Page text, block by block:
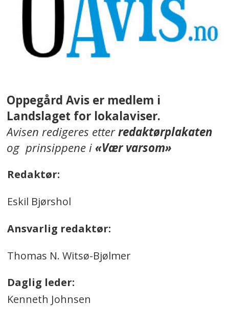
Oppegård Avis er medlem i
Landslaget for lokalaviser.
Avisen redigeres etterredaktørplakaten
og prinsippene i«Vær varsom»
Redaktør:
Eskil Bjørshol
Ansvarlig redaktør:
Thomas N. Witsø-Bjølmer
Daglig leder:
Kenneth Johnsen